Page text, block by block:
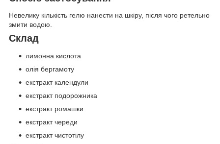
Невелику кількість гелю нанести на шкіру, після чого ретельно
змити водою.
Склад
лимонна кислота
олія бергамоту
екстракт календули
екстракт подорожника
екстракт ромашки
екстракт череди
екстракт чистотілу